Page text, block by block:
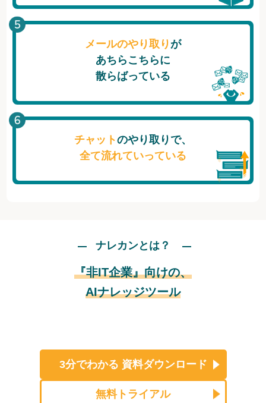
メールのやり取り が
あちらこちらに
散らばっている
チャットのやり取りで、
全て流れていっている
ナレカンとは？
『非IT企業』向けの、
AIナレッジツール
3分でわかる 資料ダウンロード
無料トライアル